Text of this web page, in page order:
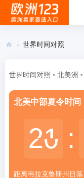
洲
› 世界时间对照
世界时间对照 北美洲
北美中部夏令时间
21
20 :
距离韦拉克鲁斯州 日落